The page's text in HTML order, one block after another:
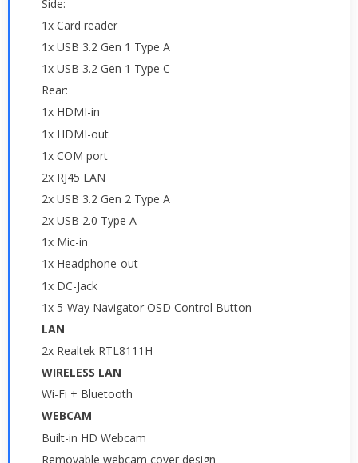
Side:
1x Card reader
1x USB 3.2 Gen 1 Type A
1x USB 3.2 Gen 1 Type C
Rear:
1x HDMI-in
1x HDMI-out
1x COM port
2x RJ45 LAN
2x USB 3.2 Gen 2 Type A
2x USB 2.0 Type A
1x Mic-in
1x Headphone-out
1x DC-Jack
1x 5-Way Navigator OSD Control Button
LAN
2x Realtek RTL8111H
WIRELESS LAN
Wi-Fi + Bluetooth
WEBCAM
Built-in HD Webcam
Removable webcam cover design